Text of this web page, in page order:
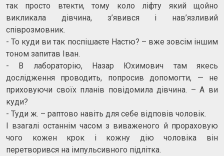
так просто втекти, тому коло ліфту який щойно
викликала дівчина, з’явився і нав’язливий
співрозмовник.
- То куди ви так поспішаєте Настю? – вже зовсім іншим
тоном запитав Іван.
- В лабораторію, Назар Юхимович там якесь
дослідження проводить, попросив допомогти, — не
приховуючи своїх планів повідомила дівчина. – А ви
куди?
- Туди ж. – раптово навіть для себе відповів чоловік.
І взагалі останнім часом з виваженого й прораховую
чого кожен крок і кожну дію чоловіка він
перетворився на імпульсивного підлітка.